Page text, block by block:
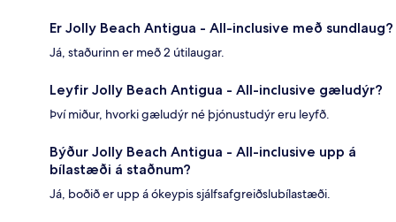
Er Jolly Beach Antigua - All-inclusive með sundlaug?
Já, staðurinn er með 2 útilaugar.
Leyfir Jolly Beach Antigua - All-inclusive gæludýr?
Því miður, hvorki gæludýr né þjónustudýr eru leyfð.
Býður Jolly Beach Antigua - All-inclusive upp á
bílastæði á staðnum?
Já, boðið er upp á ókeypis sjálfsafgreiðslubílastæði.